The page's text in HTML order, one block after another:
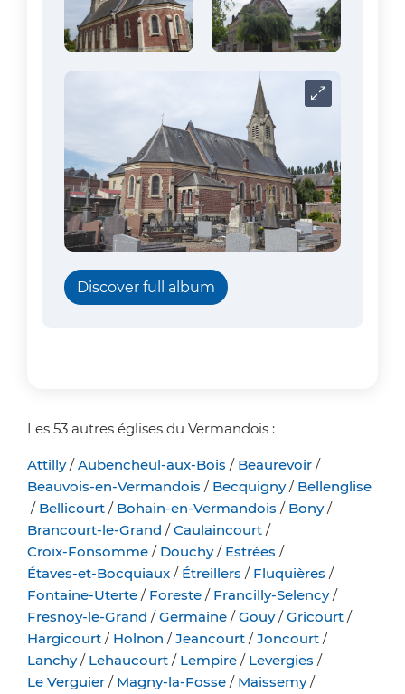
Discover full album
Les 53 autres églises du Vermandois :
Attilly/Aubencheul-aux-Bois / Beaurevoir /
Beauvois-en-Vermandois / Becquigny/ Bellenglise
/ Bellicourt / Bohain-en-Vermandois / Bony/
Brancourt-le-Grand /Caulaincourt /
Croix-Fonsomme / Douchy/ Estrées /
Étaves-et-Bocquiaux / Étreillers / Fluquières /
Fontaine-Uterte / Foreste / Francilly-Selency/
Fresnoy-le-Grand /Germaine /Gouy/Gricourt /
Hargicourt / Holnon /Jeancourt /Joncourt /
Lanchy/ Lehaucourt / Lempire / Levergies /
Le Verguier / Magny-la-Fosse / Maissemy/